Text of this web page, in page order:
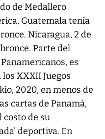
de Medallero
Guatemala tenía
Nicaragua, 2 de
Parte del
es
XXXII Juegos
2020, en menos de
cartas de Panamá,
de su
deportiva. En